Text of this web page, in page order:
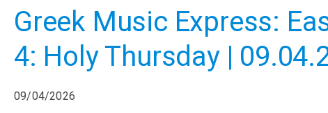
Greek Music Express:
4: Holy Thursday |
09/04/2026